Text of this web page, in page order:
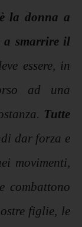
la donna a
a smarrire il
essere, in
ad una
Tutte
dar forza e
movimenti,
combattono
figlie, le